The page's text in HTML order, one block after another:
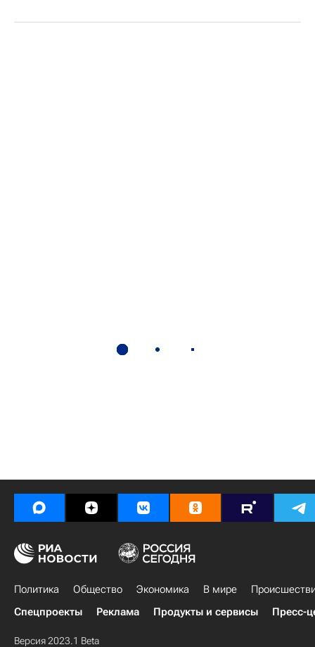
Политика Общество Экономика В мире
Спецпроекты
Реклама Продукты и сервисы Пресс-
Версия 2023.1 Beta